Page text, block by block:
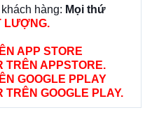
hàng: Mọi thứ
LƯỢNG.
APP STORE
TRÊN APPSTORE.
GOOGLE PPLAY
TRÊN GOOGLE PLAY.